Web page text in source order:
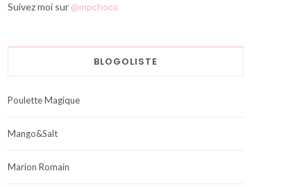
Suivez moi sur @mpchoco
BLOGOLISTE
Poulette Magique
Mango&Salt
Marion Romain